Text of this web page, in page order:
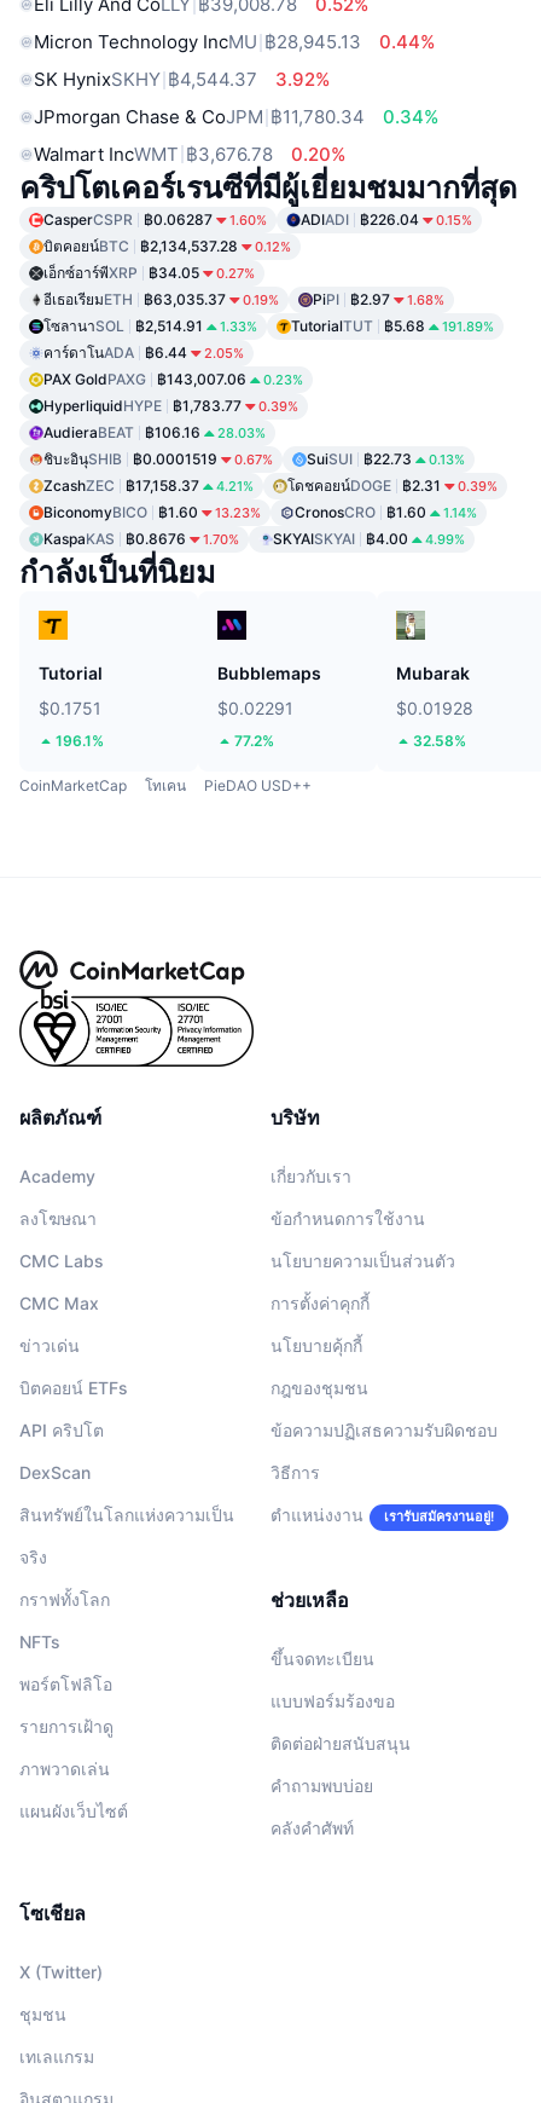
Micron Technology IncMU ฿28,945.13
0.44%
SK HynixSKHY ฿4,544.37
3.92%
JPmorgan Chase & CoJPM ฿11,780.34
0.34%
Walmart IncWMT ฿3,676.78 0.20%
คริปโตเคอร์เรนซีที่มีผู้เยี่ยมชมมากที่สุด
CasperCSPR ฿0.06287 1.60% ADIADI ฿226.04 0.15%
บิตคอยน์BTC ฿2,134,537.28 0.12%
เอ็กซ์อาร์พีXRP ฿34.05 0.27%
อีเธอเรียมETH ฿63,035.37 0.19% PiPI ฿2.97 1.68%
โซลานาSOL ฿2,514.91 1.33% TutorialTUT ฿5.68 191.89%
คาร์ดาโนADA ฿6.44 2.05%
PAX GoldPAXG ฿143,007.06 0.23%
HyperliquidHYPE ฿1,783.77 0.39%
AudieraBEAT ฿106.16 28.03%
ชิบะอินุSHIB ฿0.0001519 0.67% SuiSUI ฿22.73 0.13%
ZcashZEC ฿17,158.37 4.21% โดชคอยน์DOGE ฿2.31 0.39%
BiconomyBICO ฿1.60 13.23% CronosCRO ฿1.60 1.14%
KaspaKAS ฿0.8676 1.70% SKYAISKYAI ฿4.00 4.99%
กำลังเป็นที่นิยม
Tutorial
$0.1751
196.1%
Bubblemaps
$0.02291
77.2%
Mubarak
$0.01928
32.58%
CoinMarketCap โทเคน PieDAO USD++
ผลิตภัณฑ์
Academy
ลงโฆษณา
CMC Labs
CMC Max
ข่าวเด่น
บิตคอยน์ ETFs
API คริปโต
DexScan
สินทรัพย์ในโลกแห่งความเป็น
จริง
กราฟทั้งโลก
NFTs
พอร์ตโฟลิโอ
รายการเฝ้าดู
ภาพวาดเล่น
แผนผังเว็บไซต์
บริษัท
เกี่ยวกับเรา
ข้อกำหนดการใช้งาน
นโยบายความเป็นส่วนตัว
การตั้งค่าคุกกี้
นโยบายคุ้กกี้
กฎของชุมชน
ข้อความปฏิเสธความรับผิดชอบ
วิธีการ
ตำแหน่งงาน เรารับสมัครงานอยู่!
ช่วยเหลือ
ขึ้นจดทะเบียน
แบบฟอร์มร้องขอ
ติดต่อฝ่ายสนับสนุน
คำถามพบบ่อย
คลังคำศัพท์
โซเชียล
X (Twitter)
ชุมชน
เทเลแกรม
อินสตาแกรม